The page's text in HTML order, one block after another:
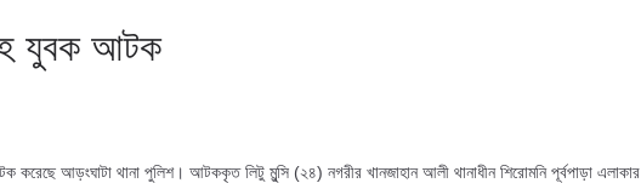
যুবক আটক
আড়ংঘাটা থানা পুলিশ। আটককৃত লিটু মুন্সি (২৪) নগরীর খানজাহান আলী থানাধীন শিরোমনি পূর্বপাড়া এলাকার